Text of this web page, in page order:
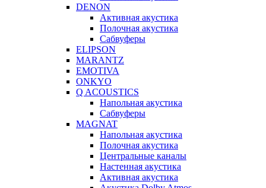
DENON
Активная акустика
Полочная акустика
Сабвуферы
ELIPSON
MARANTZ
EMOTIVA
ONKYO
Q ACOUSTICS
Напольная акустика
Сабвуферы
MAGNAT
Напольная акустика
Полочная акустика
Центральные каналы
Настенная акустика
Активная акустика